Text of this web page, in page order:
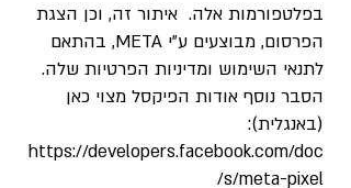
בפלטפורמות אלה. איתור זה, וכן הצגת
הפרסום, מבוצעים ע”י META, בהתאם
לתנאי השימוש ומדיניות הפרטיות שלה.
הסבר נוסף אודות הפיקסל מצוי כאן
(באנגלית):
https://developers.facebook.com/doc
s/meta-pixel/